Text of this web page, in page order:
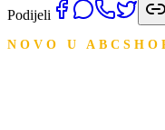
Podijeli
NOVO U